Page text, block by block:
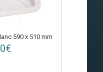
590 x 510 mm